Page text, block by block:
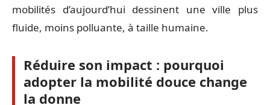
mobilités d’aujourd’hui dessinent une ville plus
fluide, moins polluante, à taille humaine.
Réduire son impact : pourquoi
adopter la mobilité douce change
la donne